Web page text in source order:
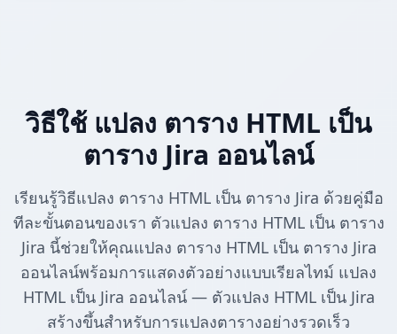
วิธีใช้ แปลง ตาราง HTML เป็น
ตาราง Jira ออนไลน์
เรียนรู้วิธีแปลง ตาราง HTML เป็น ตาราง Jira ด้วยคู่มือ
ทีละขั้นตอนของเรา ตัวแปลง ตาราง HTML เป็น ตาราง
Jira นี้ช่วยให้คุณแปลง ตาราง HTML เป็น ตาราง Jira
ออนไลน์พร้อมการแสดงตัวอย่างแบบเรียลไทม์ แปลง
HTML เป็น Jira ออนไลน์ — ตัวแปลง HTML เป็น Jira
สร้างขึ้นสำหรับการแปลงตารางอย่างรวดเร็ว